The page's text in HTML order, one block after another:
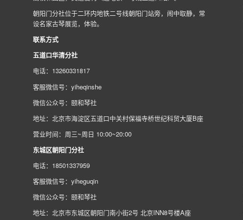
朝阳门分社位于二环内地铁二号线朝阳门站旁，闹中取静，常
设名家古琴展览，体验。
联系方式
五道口华清分社
电话：13260331817
客服微信号：yiheqinshe
微信公众号：颐和琴社
地址：北京市海淀区五道口中关村保福寺桥世纪科贸大厦B座
营业时间：周三~周日 10:00~20:00
东城区朝阳门分社
电话：18501337959
客服微信号：yiheguqin
微信公众号：颐和琴社
地址：北京市东城区朝阳门南小街2号 北京INN8号楼A座